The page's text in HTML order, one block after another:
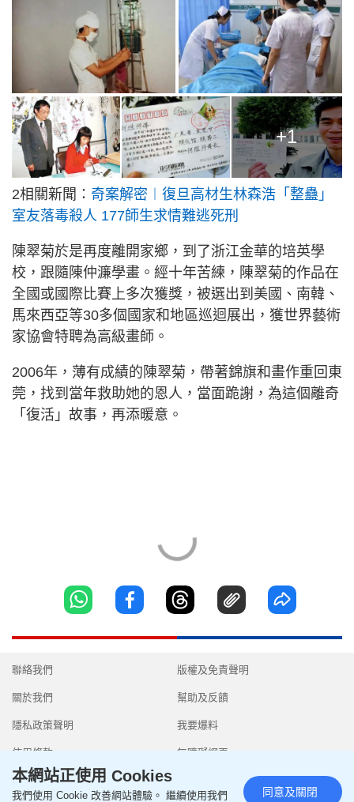
+1
2相關新聞： 奇案解密︱復旦高材生林森浩「整蠱」
室友落毒殺人 177師生求情難逃死刑
陳翠菊於是再度離開家鄉，到了浙江金華的培英學
校，跟隨陳仲濂學畫。經十年苦練，陳翠菊的作品在
全國或國際比賽上多次獲獎，被選出到美國、南韓、
馬來西亞等30多個國家和地區巡迴展出，獲世界藝術
家協會特聘為高級畫師。
2006年，薄有成績的陳翠菊，帶著錦旗和畫作重回東
莞，找到當年救助她的恩人，當面跪謝，為這個離奇
「復活」故事，再添暖意。
聯絡我們
關於我們
隱私政策聲明
使用條款
版權及免責聲明
幫助及反饋
我要爆料
無障礙網頁
本網站正使用 Cookies
我們使用 Cookie 改善網站體驗。 繼續使用我們 同意及關閉